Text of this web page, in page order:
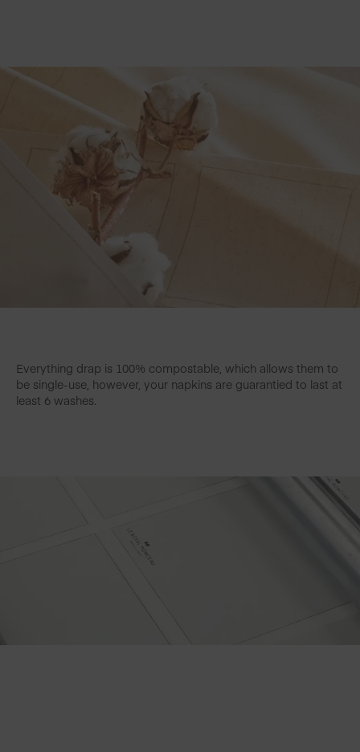
Everything drap is 100% compostable, which allows them to
be single-use, however, your napkins are guarantied to last at
least 6 washes.